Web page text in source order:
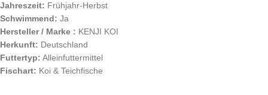
Jahreszeit: Frühjahr-Herbst
Schwimmend: Ja
Hersteller / Marke : KENJI KOI
Herkunft: Deutschland
Futtertyp: Alleinfuttermittel
Fischart: Koi & Teichfische